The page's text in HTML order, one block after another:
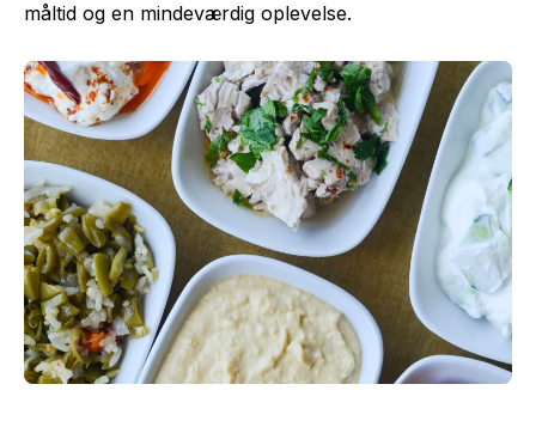
måltid og en mindeværdig oplevelse.